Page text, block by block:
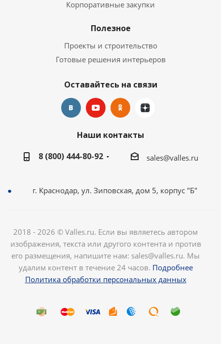
Корпоративные закупки
Полезное
Проекты и строительство
Готовые решения интерьеров
Оставайтесь на связи
Наши контакты
8 (800) 444-80-92
sales@valles.ru
г. Краснодар, ул. Зиповская, дом 5, корпус "Б"
2018 - 2026 © Valles.ru. Если вы являетесь автором
изображения, текста или другого контента и против
его размещения, напишите нам: sales@valles.ru. Мы
удалим контент в течение 24 часов. Подробнее
Политика обработки персональных данных